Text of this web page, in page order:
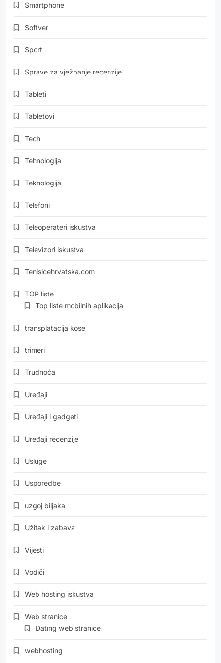
Smartphone
Softver
Sport
Sprave za vježbanje recenzije
Tableti
Tabletovi
Tech
Tehnologija
Teknologija
Telefoni
Teleoperateri iskustva
Televizori iskustva
Tenisicehrvatska.com
TOP liste
Top liste mobilnih aplikacija
transplatacija kose
trimeri
Trudnoća
Uređaji
Uređaji i gadgeti
Uređaji recenzije
Usluge
Usporedbe
uzgoj biljaka
Užitak i zabava
Vijesti
Vodiči
Web hosting iskustva
Web stranice
Dating web stranice
webhosting